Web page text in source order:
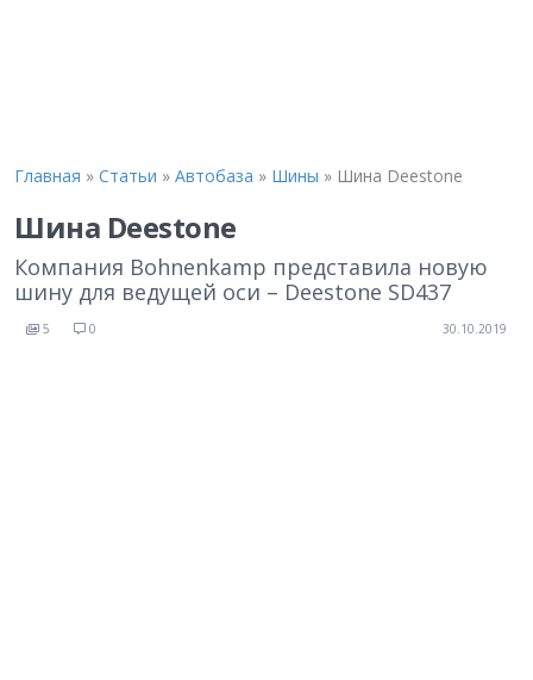
Главная » Статьи » Автобаза » Шины » Шина Deestone
Шина Deestone
Компания Bohnenkamp представила новую
шину для ведущей оси – Deestone SD437
5 0 30.10.2019